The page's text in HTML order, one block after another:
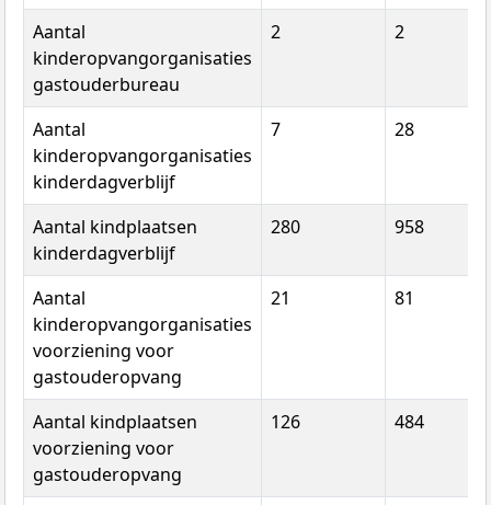
Aantal
kinderopvangorganisaties
gastouderbureau
2 2
Aantal
kinderopvangorganisaties
kinderdagverblijf
7 28
Aantal kindplaatsen
kinderdagverblijf
280 958
Aantal
kinderopvangorganisaties
voorziening voor
gastouderopvang
21 81
Aantal kindplaatsen
voorziening voor
gastouderopvang
126 484